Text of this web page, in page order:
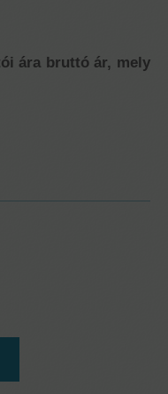
ára bruttó ár, mely